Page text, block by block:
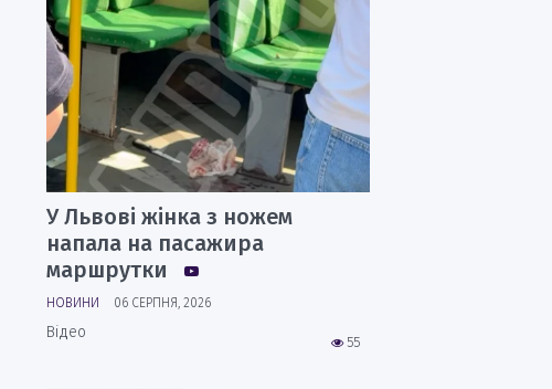
У Львові жінка з ножем
напала на пасажира
маршрутки
НОВИНИ 06 СЕРПНЯ, 2026
55
Відео